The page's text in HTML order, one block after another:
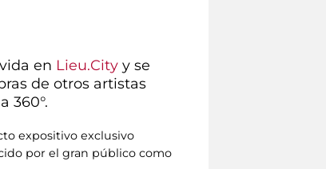
en Lieu.City y se
de otros artistas
360°.
expositivo exclusivo
por el gran público como